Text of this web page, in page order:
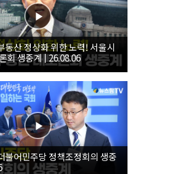
산 정상화 위한 노력! 서울시
회 생중계 | 26.08.06
어민주당 정책조정회의 생중